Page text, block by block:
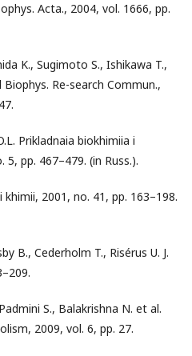
Acta., 2004, vol. 1666, pp.
K., Sugimoto S., Ishikawa T.,
Re-search Commun.,
Prikladnaia biokhimiia i
pp. 467–479. (in Russ.).
2001, no. 41, pp. 163–198.
B., Cederholm T., Risérus U. J.
S., Balakrishna N. et al.
2009, vol. 6, pp. 27.